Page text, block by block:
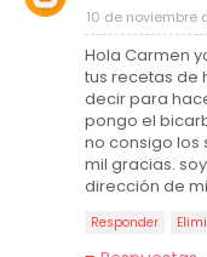
10 de noviembre
Hola Carmen
tus recetas de
decir para
pongo el
no consigo los
mil gracias.
dirección de
Responder